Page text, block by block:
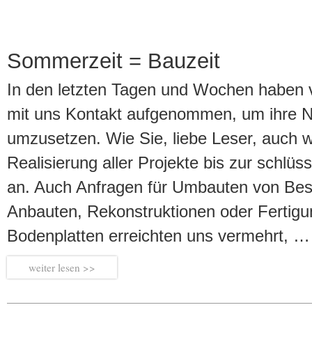
Sommerzeit = Bauzeit
In den letzten Tagen und Wochen haben
mit uns Kontakt aufgenommen, um ihre
umzusetzen. Wie Sie, liebe Leser, auch
Realisierung aller Projekte bis zur
an. Auch Anfragen für Umbauten von
Anbauten, Rekonstruktionen oder
Bodenplatten erreichten uns vermehrt, …
weiter